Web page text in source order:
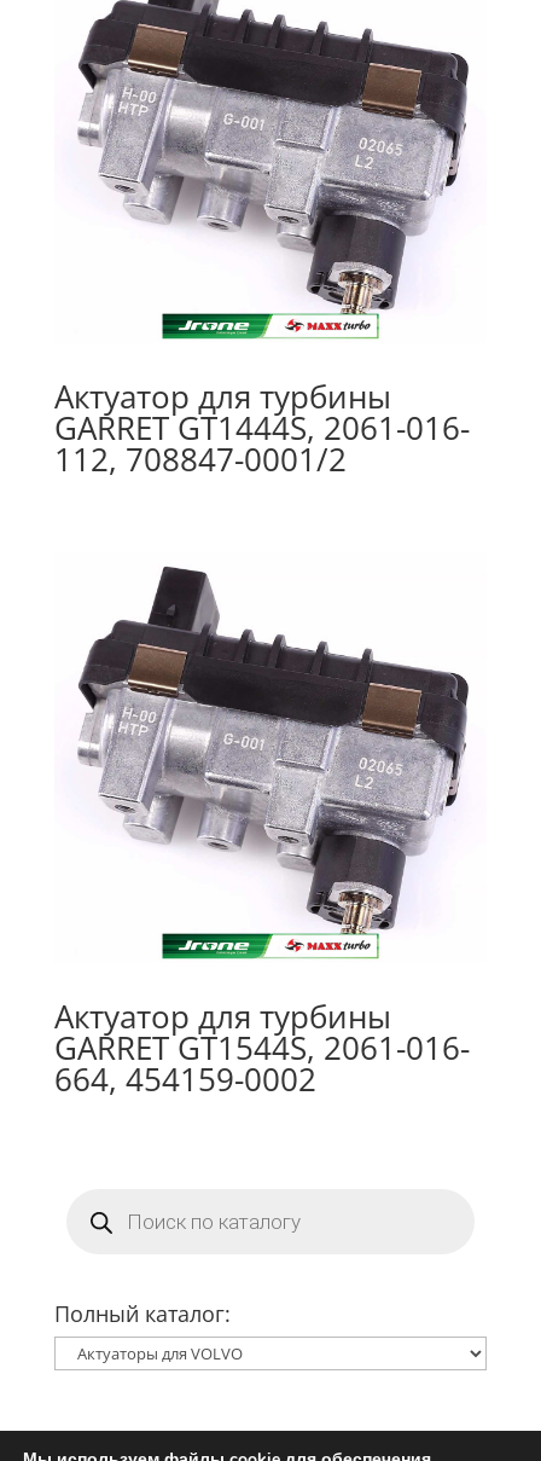
Актуатор для турбины
GARRET GT1444S, 2061-016-
112, 708847-0001/2
Актуатор для турбины
GARRET GT1544S, 2061-016-
664, 454159-0002
товаров
Полный каталог: